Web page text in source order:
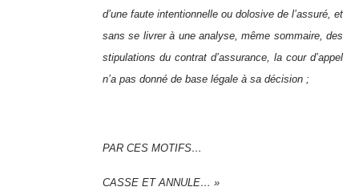
d’une faute intentionnelle ou dolosive de l’assuré, et
sans se livrer à une analyse, même sommaire, des
stipulations du contrat d’assurance, la cour d’appel
n’a pas donné de base légale à sa décision ;
PAR CES MOTIFS…
CASSE ET ANNULE… »